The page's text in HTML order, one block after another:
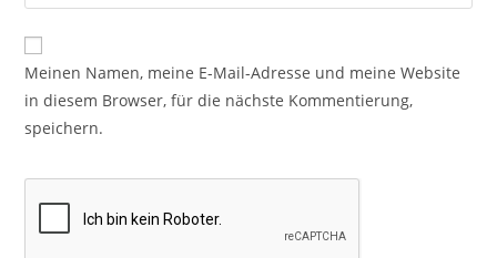
Meinen Namen, meine E-Mail-Adresse und meine Website
in diesem Browser, für die nächste Kommentierung,
speichern.